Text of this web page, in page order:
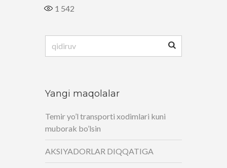
1 542
Yangi maqolalar
Temir yo’l transporti xodimlari kuni
muborak bo’lsin
AKSIYADORLAR DIQQATIGA